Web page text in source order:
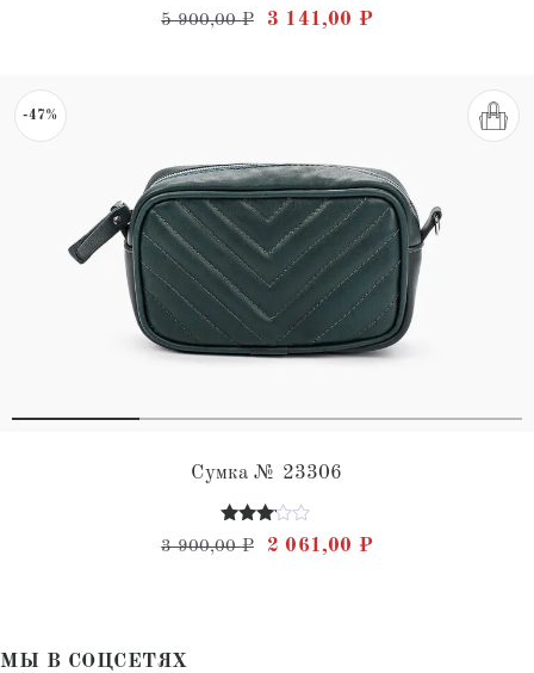
Оценка
5.00
5 900,00₽ Первоначальная цена
3 141,00 ₽Текущая цена:
-47%
Сумка № 23306
Оценка
3.00
3 900,00₽ Первоначальная цена
2 061,00 ₽Текущая цена:
МЫ В СОЦСЕТЯХ